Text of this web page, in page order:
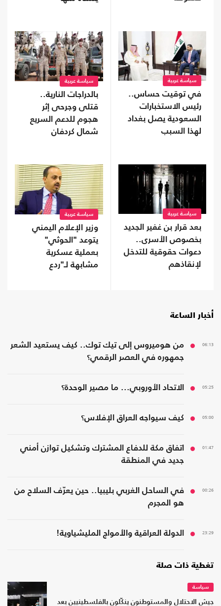
سياسة عربية
في توقيت حساس..
رئيس الاستخبارات
السعودية يصل بغداد
لهذا السبب
سياسة عربية
بالدراجات النارية..
قتلى وجرحى إثر
هجوم للدعم السريع
شمال كردفان
سياسة عربية
بعد قرار بن غفير الجديد
بخصوص الأسرى..
دعوات حقوقية للتدخل
لإنقاذهم
سياسة عربية
وزير الإعلام اليمني
يتوعد "الحوثي"
بعملية عسكرية
مشابهة لـ"ردع
أخبار الساعة
06:13
من هوميروس إلى تيك توك.. كيف يستعيد الشعر
جمهوره في العصر الرقمي؟
05:25 الاتحاد الأوروبي... ما مصير الوحدة؟
05:00 كيف سيواجه العراق الإفلاس؟
01:47
اتفاق مكة للدفاع المشترك وتشكيل توازن أمني
جديد في المنطقة
00:26
في الساحل الغربي بليبيا.. حين يعرّف السلاح من
هو المجرم
23:29 الدولة العراقية والأمواج المليشياوية!
تغطية ذات صلة
سياسة
جيش الاحتلال والمستوطنون ينكّلون بالفلسطينيين بعد